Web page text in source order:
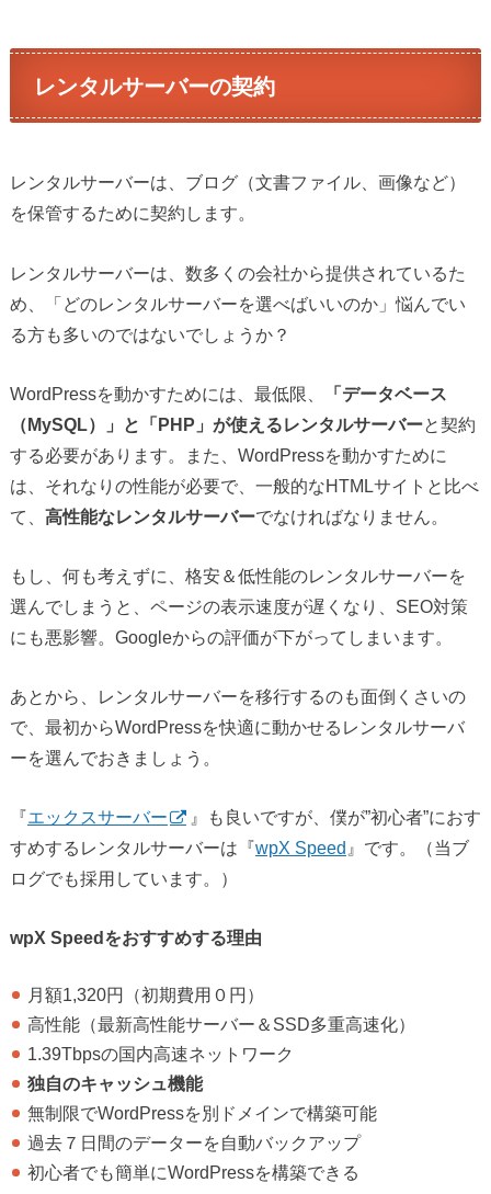
レンタルサーバーの契約
レンタルサーバーは、ブログ（文書ファイル、画像など）
を保管するために契約します。
レンタルサーバーは、数多くの会社から提供されているた
め、「どのレンタルサーバーを選べばいいのか」悩んでい
る方も多いのではないでしょうか？
WordPressを動かすためには、最低限、
「データベース
（MySQL）」と「PHP」が使えるレンタルサーバーと契約
する必要があります。また、WordPressを動かすために
は、それなりの性能が必要で、一般的なHTMLサイトと比べ
て、 高性能なレンタルサーバーでなければなりません。
もし、何も考えずに、格安＆低性能のレンタルサーバーを
選んでしまうと、ページの表示速度が遅くなり、SEO対策
にも悪影響。Googleからの評価が下がってしまいます。
あとから、レンタルサーバーを移行するのも面倒くさいの
で、最初からWordPressを快適に動かせるレンタルサーバ
ーを選んでおきましょう。
『エックスサーバー
』も良いですが、僕が”初心者”におす
すめするレンタルサーバーは『wpX Speed 』です。（当ブ
ログでも採用しています。）
wpX Speedをおすすめする理由
月額1,320円（初期費用０円）
高性能（最新高性能サーバー＆SSD多重高速化）
1.39Tbpsの国内高速ネットワーク
独自のキャッシュ機能
無制限でWordPressを別ドメインで構築可能
過去７日間のデーターを自動バックアップ
初心者でも簡単にWordPressを構築できる